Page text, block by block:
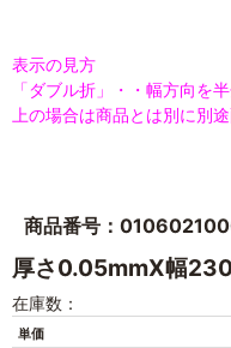
表示の見方
「ダブル折」・・幅方向を
上の場合は商品とは別に別
商品番号：
厚さ0.05mmX幅
在庫数：
単価